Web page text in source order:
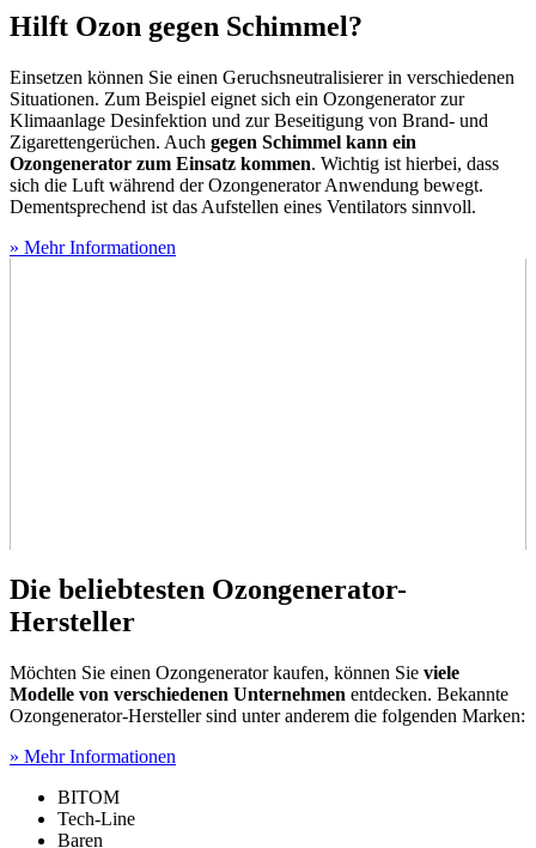
Hilft Ozon gegen Schimmel?
Einsetzen können Sie einen Geruchsneutralisierer in verschiedenen
Situationen. Zum Beispiel eignet sich ein Ozongenerator zur
Klimaanlage Desinfektion und zur Beseitigung von Brand- und
Zigarettengerüchen. Auch gegen Schimmel kann ein
Ozongenerator zum Einsatz kommen. Wichtig ist hierbei, dass
sich die Luft während der Ozongenerator Anwendung bewegt.
Dementsprechend ist das Aufstellen eines Ventilators sinnvoll.
» Mehr Informationen
Die beliebtesten Ozongenerator-
Hersteller
Möchten Sie einen Ozongenerator kaufen, können Sie viele
Modelle von verschiedenen Unternehmen entdecken. Bekannte
Ozongenerator-Hersteller sind unter anderem die folgenden Marken:
» Mehr Informationen
BITOM
Tech-Line
Baren